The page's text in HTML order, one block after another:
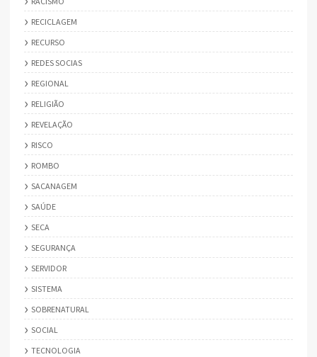
RECICLAGEM
RECURSO
REDES SOCIAS
REGIONAL
RELIGIÃO
REVELAÇÃO
RISCO
ROMBO
SACANAGEM
SAÚDE
SECA
SEGURANÇA
SERVIDOR
SISTEMA
SOBRENATURAL
SOCIAL
TECNOLOGIA